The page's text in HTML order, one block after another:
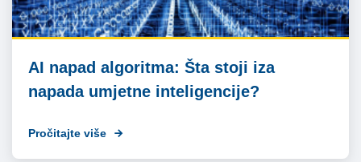
AI napad algoritma: Šta stoji iza
napada umjetne inteligencije?
Pročitajte više